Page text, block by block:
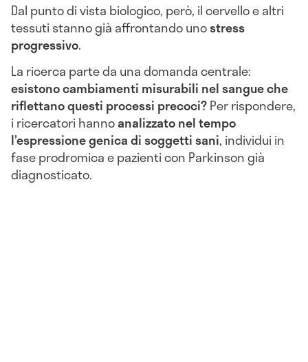
Dal punto di vista biologico, però, il cervello e altri
tessuti stanno già affrontando unostress
progressivo.
La ricerca parte da una domanda centrale:
esistono cambiamenti misurabili nel sangue che
riflettano questi processi precoci?Per rispondere,
i ricercatori hannoanalizzato nel tempo
l’espressione genica di soggetti sani, individui in
fase prodromica e pazienti con Parkinson già
diagnosticato.